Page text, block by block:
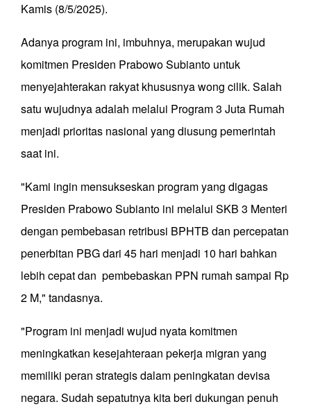
Kamis (8/5/2025).
Adanya program ini, imbuhnya, merupakan wujud
komitmen Presiden Prabowo Subianto untuk
menyejahterakan rakyat khususnya wong cilik. Salah
satu wujudnya adalah melalui Program 3 Juta Rumah
menjadi prioritas nasional yang diusung pemerintah
saat ini.
"Kami ingin mensukseskan program yang digagas
Presiden Prabowo Subianto ini melalui SKB 3 Menteri
dengan pembebasan retribusi BPHTB dan percepatan
penerbitan PBG dari 45 hari menjadi 10 hari bahkan
lebih cepat dan pembebaskan PPN rumah sampai Rp
2 M," tandasnya.
"Program ini menjadi wujud nyata komitmen
meningkatkan kesejahteraan pekerja migran yang
memiliki peran strategis dalam peningkatan devisa
negara. Sudah sepatutnya kita beri dukungan penuh